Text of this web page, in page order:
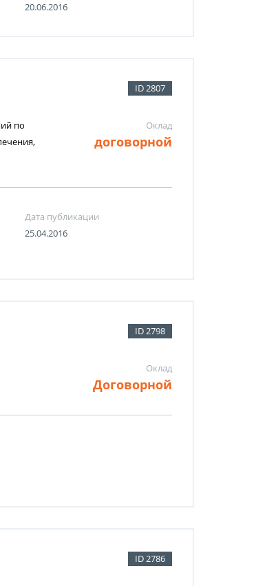
20.06.2016
ID 2807
по
Оклад
договорной
Дата публикации
25.04.2016
ID 2798
Оклад
Договорной
ID 2786